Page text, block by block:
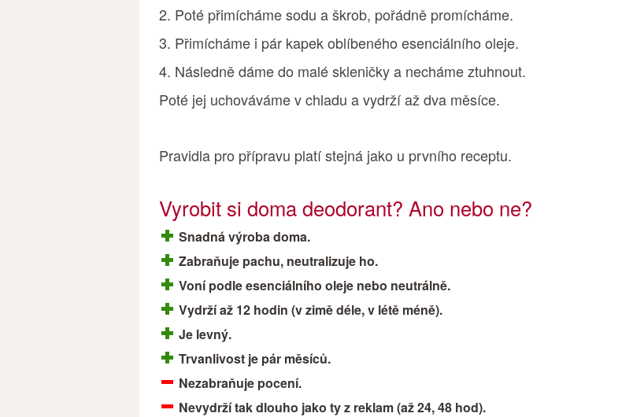
2. Poté přimícháme sodu a škrob, pořádně promícháme.
3. Přimícháme i pár kapek oblíbeného esenciálního oleje.
4. Následně dáme do malé skleničky a necháme ztuhnout.
Poté jej uchováváme v chladu a vydrží až dva měsíce.
Pravidla pro přípravu platí stejná jako u prvního receptu.
Vyrobit si doma deodorant? Ano nebo ne?
Snadná výroba doma.
Zabraňuje pachu, neutralizuje ho.
Voní podle esenciálního oleje nebo neutrálně.
Vydrží až 12 hodin (v zimě déle, v létě méně).
Je levný.
Trvanlivost je pár měsíců.
Nezabraňuje pocení.
Nevydrží tak dlouho jako ty z reklam (až 24, 48 hod).